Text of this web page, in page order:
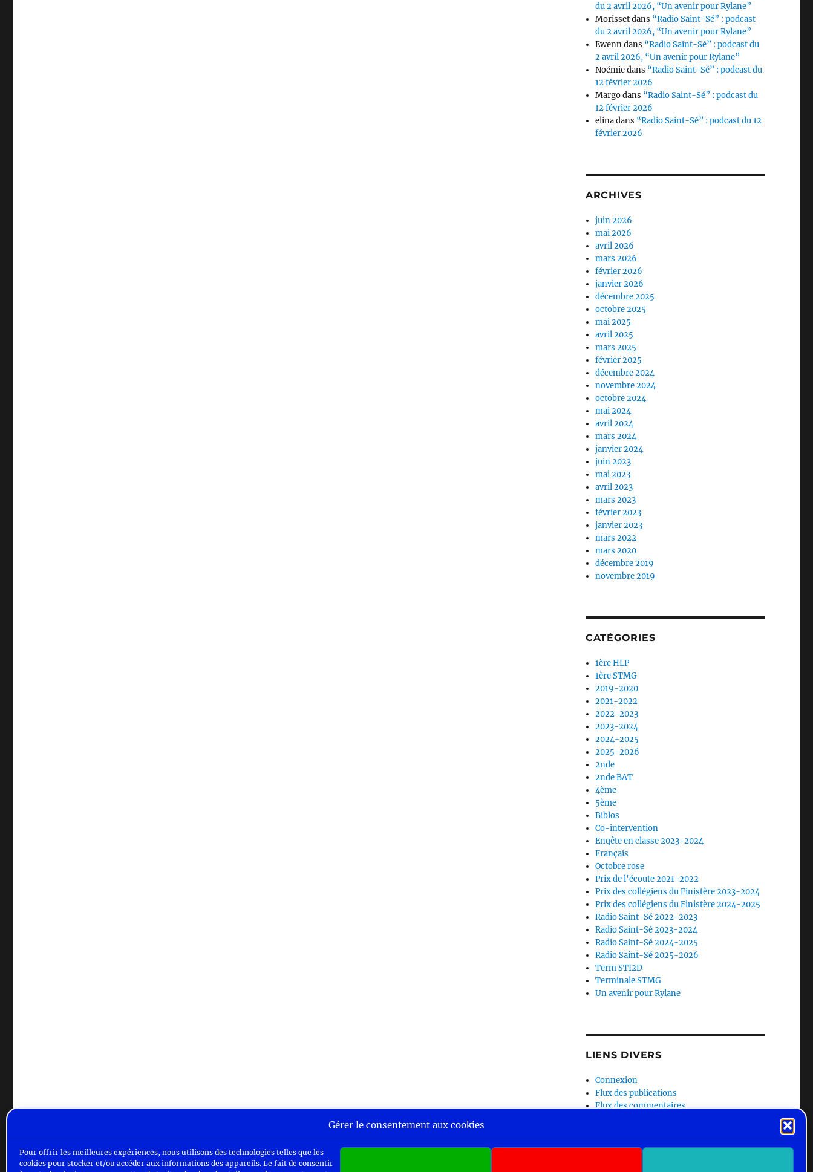
Gérer le consentement aux cookies
Pour offrir les meilleures expériences, nous utilisons des technologies telles que les
cookies pour stocker et/ou accéder aux informations des appareils. Le fait de consentir
du 2 avril 2026, “Un avenir pour Rylane”
Morissetdans “Radio Saint-Sé” : podcast
du 2 avril 2026, “Un avenir pour Rylane”
Ewenndans “Radio Saint-Sé” : podcast du
2 avril 2026, “Un avenir pour Rylane”
Noémiedans “Radio Saint-Sé” : podcast du
12 février 2026
Margodans “Radio Saint-Sé” : podcast du
12 février 2026
elinadans “Radio Saint-Sé” : podcast du 12
février 2026
ARCHIVES
juin 2026
mai 2026
avril 2026
mars 2026
février 2026
janvier 2026
décembre 2025
octobre 2025
mai 2025
avril 2025
mars 2025
février 2025
décembre 2024
novembre 2024
octobre 2024
mai 2024
avril 2024
mars 2024
janvier 2024
juin 2023
mai 2023
avril 2023
mars 2023
février 2023
janvier 2023
mars 2022
mars 2020
décembre 2019
novembre 2019
CATÉGORIES
1ère HLP
1ère STMG
2019-2020
2021-2022
2022-2023
2023-2024
2024-2025
2025-2026
2nde
2nde BAT
4ème
5ème
Biblos
Co-intervention
Enqête en classe 2023-2024
Français
Octobre rose
Prix de l'écoute 2021-2022
Prix des collégiens du Finistère 2023-2024
Prix des collégiens du Finistère 2024-2025
Radio Saint-Sé 2022-2023
Radio Saint-Sé 2023-2024
Radio Saint-Sé 2024-2025
Radio Saint-Sé 2025-2026
Term STI2D
Terminale STMG
Un avenir pour Rylane
LIENS DIVERS
Connexion
Flux des publications
Flux des commentaires